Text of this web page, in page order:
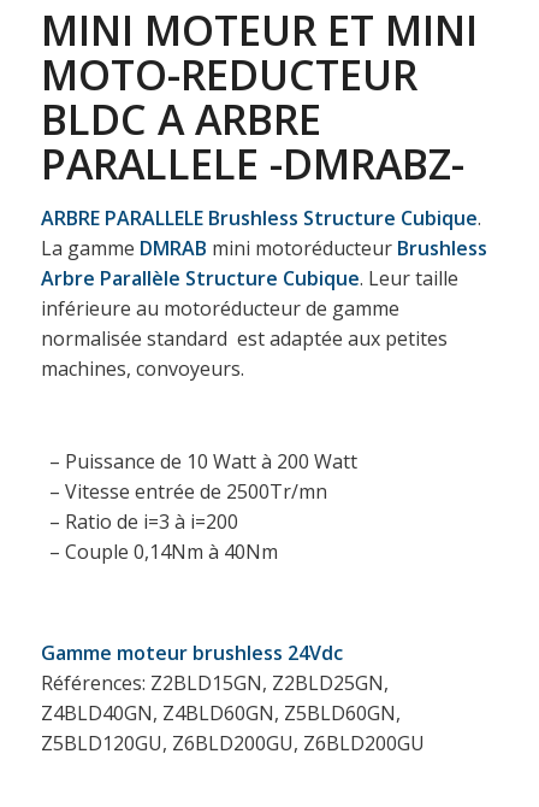
MINI MOTEUR ET MINI
MOTO-REDUCTEUR
BLDC A ARBRE
PARALLELE -DMRABZ-
ARBRE PARALLELE Brushless Structure Cubique.
La gamme DMRAB mini motoréducteur Brushless
Arbre Parallèle Structure Cubique. Leur taille
inférieure au motoréducteur de gamme
normalisée standard est adaptée aux petites
machines, convoyeurs.
– Puissance de 10 Watt à 200 Watt
– Vitesse entrée de 2500Tr/mn
– Ratio de i=3 à i=200
– Couple 0,14Nm à 40Nm
Gamme moteur brushless 24Vdc
Références: Z2BLD15GN, Z2BLD25GN,
Z4BLD40GN, Z4BLD60GN, Z5BLD60GN,
Z5BLD120GU, Z6BLD200GU, Z6BLD200GU